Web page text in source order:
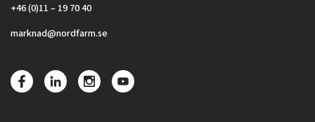
+46 (0)11 – 19 70 40
marknad@nordfarm.se